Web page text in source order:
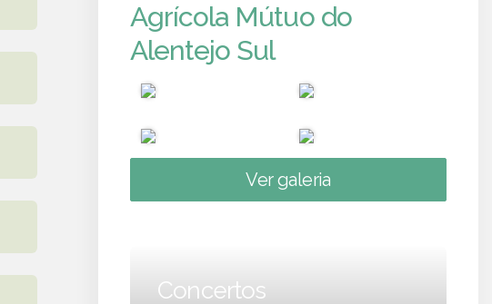
Agrícola Mútuo do
Alentejo Sul
Ver galeria
Concertos